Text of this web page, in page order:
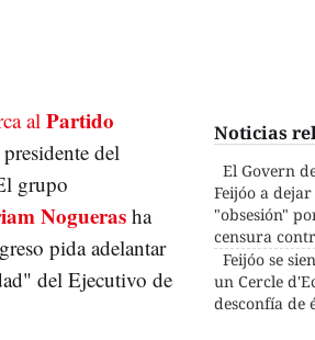
Noticias
El Govern
Feijóo a
"obsesión"
censura
Feijóo se
un Cercle
desconfía de
al Partido
del
grupo
Noguerasha
pida adelantar
del Ejecutivo de